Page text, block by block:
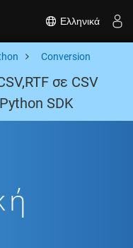
Ελληνικά
Conversion
σε CSV
SDK